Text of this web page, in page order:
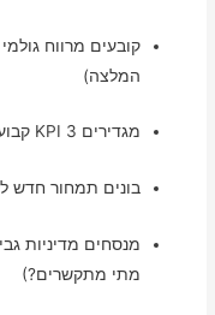
קובעים מרווח
המלצה)
מגדירים 3 KPI קבועים שמסתכלים עליהם פעם בשבוע
בונים תמחור חדש
מנסחים מדיניות
מתי מתקשרים?)